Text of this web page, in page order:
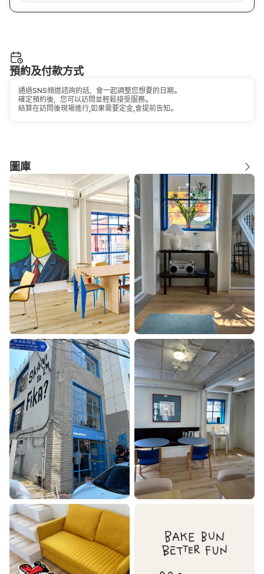
預約及付款方式
通過SNS頻道諮詢的話，會一起調整您想要的日期。
確定預約後，您可以訪問並輕鬆接受服務。
結算在訪問後現場進行,如果需要定金,會提前告知。
圖庫